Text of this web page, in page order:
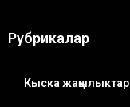
Рубрикалар
Кыска жаңылыктар